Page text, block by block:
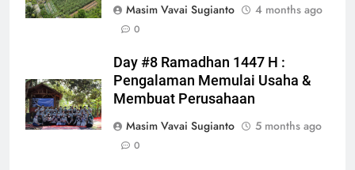
Masim Vavai Sugianto
4 months ago
0
Day #8 Ramadhan 1447 H :
Pengalaman Memulai Usaha &
Membuat Perusahaan
Masim Vavai Sugianto
5 months ago
0